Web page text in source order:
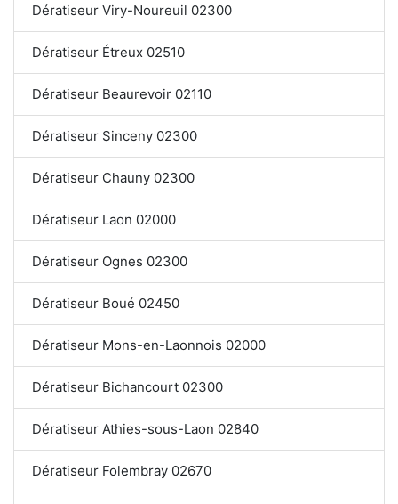
Dératiseur Viry-Noureuil 02300
Dératiseur Étreux 02510
Dératiseur Beaurevoir 02110
Dératiseur Sinceny 02300
Dératiseur Chauny 02300
Dératiseur Laon 02000
Dératiseur Ognes 02300
Dératiseur Boué 02450
Dératiseur Mons-en-Laonnois 02000
Dératiseur Bichancourt 02300
Dératiseur Athies-sous-Laon 02840
Dératiseur Folembray 02670